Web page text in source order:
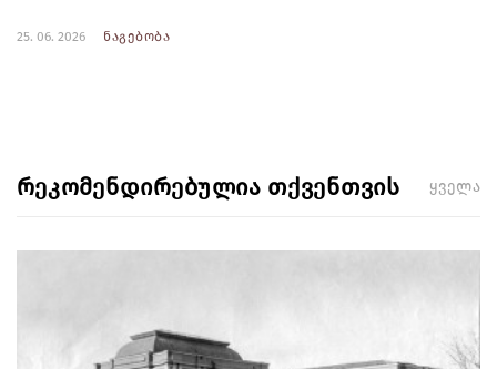
25. 06. 2026 ნაგებობა
რეკომენდირებულია თქვენთვის ყველა